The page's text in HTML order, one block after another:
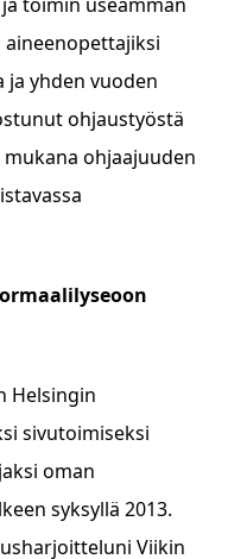
toimin useamman
aineenopettajiksi
ja yhden vuoden
ohjaustyöstä
ohjaajuuden
Helsingin
sivutoimiseksi
oman
syksyllä 2013.
Viikin